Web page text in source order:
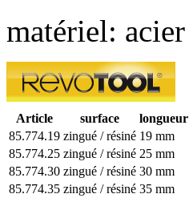
matériel: acier
Article surface longueur
85.774.19 zingué / résiné 19 mm
85.774.25 zingué / résiné 25 mm
85.774.30 zingué / résiné 30 mm
85.774.35 zingué / résiné 35 mm